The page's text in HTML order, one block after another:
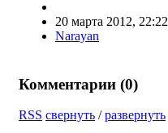
20 марта 2012, 22:22
Narayan
Комментарии (0)
RSS свернуть /развернуть